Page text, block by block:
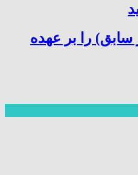
سابق) را بر عهده